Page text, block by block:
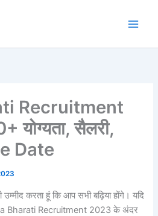
Recruitment
योग्यता, सैलरी,
Date
करता हूं कि आप सभी बढ़िया होंगे। यदि
Bharati Recruitment 2023 के अंदर